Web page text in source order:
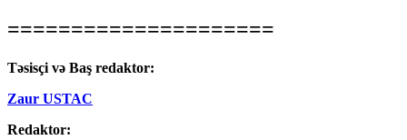
=====================
Təsisçi və Baş redaktor:
Zaur USTAC
Redaktor: